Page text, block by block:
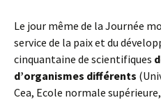
Le jour même de la Journée
service de la paix et du
cinquantaine de scientifiques
d’organismes différents
Cea, Ecole normale